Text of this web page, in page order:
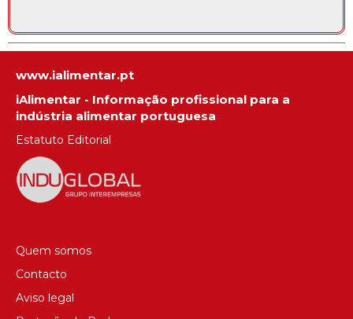
www.ialimentar.pt
iAlimentar - Informação profissional para a
indústria alimentar portuguesa
Estatuto Editorial
Quem somos
Contacto
Aviso legal